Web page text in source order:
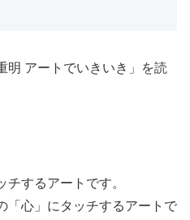
明 アートでいきいき」を読
チするアートです。
「心」にタッチするアートで